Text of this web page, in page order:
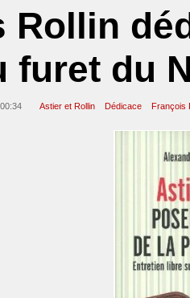
Rollin
furet du
Astier et Rollin Dédicace François